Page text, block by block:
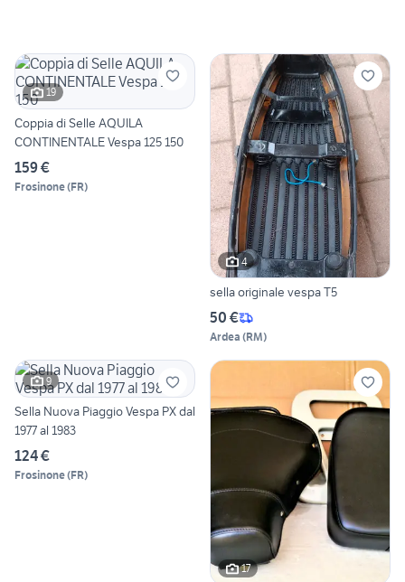
19
Coppia di Selle AQUILA
CONTINENTALE Vespa 125 150
159 €
Frosinone(FR)
4
sella originale vespa T5
50 €
Ardea (RM)
9
Sella Nuova Piaggio Vespa PX dal
1977 al 1983
124 €
Frosinone(FR)
17